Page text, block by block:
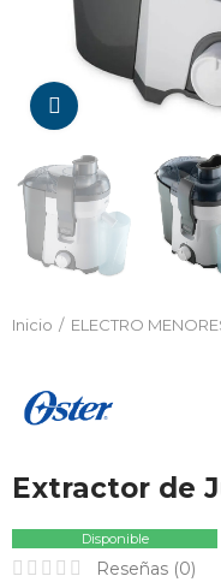
Da click para
Inicio ELECTRO
Extractor de
Disponible
Reseñas (0)